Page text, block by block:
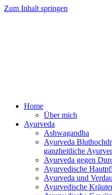
Zum Inhalt springen
Home
Über mich
Ayurveda
Ashwagandha
Ayurveda
ganzheitliche
Ayurveda gegen
Ayurvedische
Ayurveda und
Ayurvedische